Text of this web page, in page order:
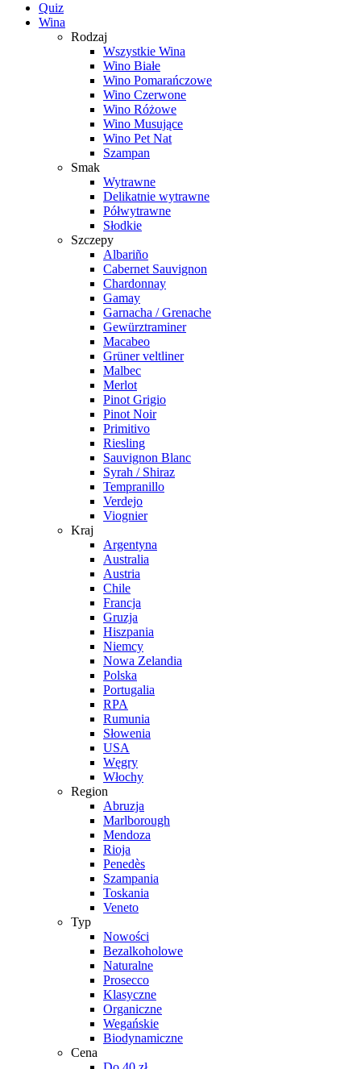
Quiz
Wina
Rodzaj
Wszystkie Wina
Wino Białe
Wino Pomarańczowe
Wino Czerwone
Wino Różowe
Wino Musujące
Wino Pet Nat
Szampan
Smak
Wytrawne
Delikatnie wytrawne
Półwytrawne
Słodkie
Szczepy
Albariño
Cabernet Sauvignon
Chardonnay
Gamay
Garnacha / Grenache
Gewürztraminer
Macabeo
Grüner veltliner
Malbec
Merlot
Pinot Grigio
Pinot Noir
Primitivo
Riesling
Sauvignon Blanc
Syrah / Shiraz
Tempranillo
Verdejo
Viognier
Kraj
Argentyna
Australia
Austria
Chile
Francja
Gruzja
Hiszpania
Niemcy
Nowa Zelandia
Polska
Portugalia
RPA
Rumunia
Słowenia
USA
Węgry
Włochy
Region
Abruzja
Marlborough
Mendoza
Rioja
Penedès
Szampania
Toskania
Veneto
Typ
Nowości
Bezalkoholowe
Naturalne
Prosecco
Klasyczne
Organiczne
Wegańskie
Biodynamiczne
Cena